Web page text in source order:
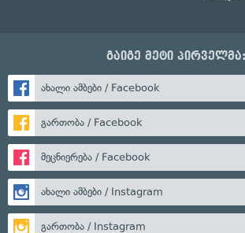
გაიგე მეტი პირველმა:
ახალი ამბები / Facebook
გართობა / Facebook
მეცნიერება / Facebook
ახალი ამბები / Instagram
გართობა / Instagram